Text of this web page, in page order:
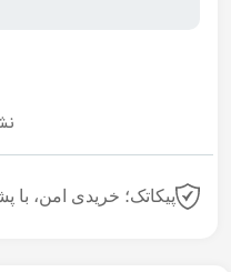
پیکاتک؛ خریدی امن،